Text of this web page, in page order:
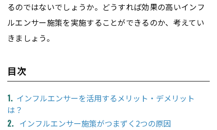
るのではないでしょうか。どうすれば効果の高いインフ
ルエンサー施策を実施することができるのか、考えてい
きましょう。
目次
インフルエンサーを活用するメリット・デメリット
は？
インフルエンサー施策がつまずく2つの原因